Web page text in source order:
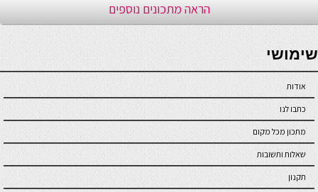
הראה מתכונים נוספים
seriöse online casinos österreich
שימושי
אודות
כתבו לנו
מתכון מכל מקום
שאלות ותשובות
תקנון